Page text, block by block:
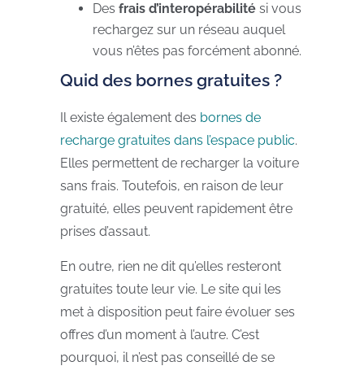
Des frais d’interopérabilité si vous
rechargez sur un réseau auquel
vous n’êtes pas forcément abonné.
Quid des bornes gratuites ?
Il existe également des bornes de
recharge gratuites dans l’espace public.
Elles permettent de recharger la voiture
sans frais. Toutefois, en raison de leur
gratuité, elles peuvent rapidement être
prises d’assaut.
En outre, rien ne dit qu’elles resteront
gratuites toute leur vie. Le site qui les
met à disposition peut faire évoluer ses
offres d’un moment à l’autre. C’est
pourquoi, il n’est pas conseillé de se